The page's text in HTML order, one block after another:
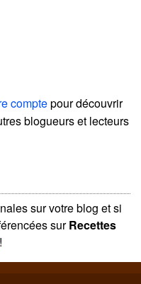
comptepour découvrir
blogueurs et lecteurs
sur votre blog et si
surRecettes
!